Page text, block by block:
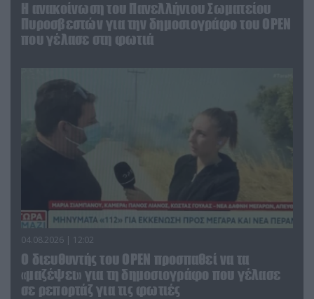
Η ανακοίνωση του Πανελλήνιου Σωματείου
Πυροσβεστών για την δημοσιογράφο του OPEN
που γέλασε στη φωτιά
04.08.2026 | 12:02
O διευθυντής του OPEN προσπαθεί να τα
«μαζέψει» για τη δημοσιογράφο που γέλασε
σε ρεπορτάζ για τις φωτιές